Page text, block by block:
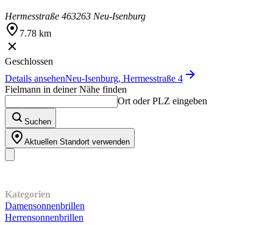
Hermesstraße 463263 Neu-Isenburg
7.78 km
Geschlossen
Details ansehenNeu-Isenburg, Hermesstraße 4
Fielmann in deiner Nähe finden
Ort oder PLZ eingeben
Suchen
Aktuellen Standort verwenden
Kategorien
Damensonnenbrillen
Herrensonnenbrillen